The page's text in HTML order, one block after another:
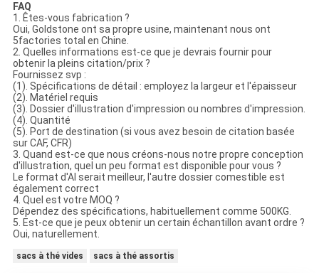
FAQ
1. Êtes-vous fabrication ?
Oui, Goldstone ont sa propre usine, maintenant nous ont
5factories total en Chine.
2. Quelles informations est-ce que je devrais fournir pour
obtenir la pleins citation/prix ?
Fournissez svp :
(1). Spécifications de détail : employez la largeur et l'épaisseur
(2). Matériel requis
(3). Dossier d'illustration d'impression ou nombres d'impression.
(4). Quantité
(5). Port de destination (si vous avez besoin de citation basée
sur CAF, CFR)
3. Quand est-ce que nous créons-nous notre propre conception
d'illustration, quel un peu format est disponible pour vous ?
Le format d'AI serait meilleur, l'autre dossier comestible est
également correct
4. Quel est votre MOQ ?
Dépendez des spécifications, habituellement comme 500KG.
5. Est-ce que je peux obtenir un certain échantillon avant ordre ?
Oui, naturellement.
sacs à thé vides sacs à thé assortis